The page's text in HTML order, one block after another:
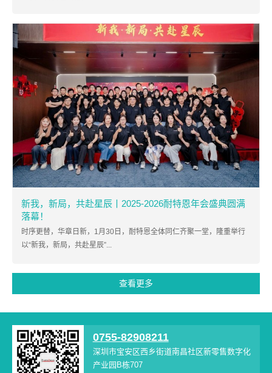
新我，新局，共赴星辰丨2025-2026耐特恩年会盛典圆满
落幕！
时序更替，华章日新，1月30日，耐特恩全体同仁齐聚一堂，隆重举行
以“新我，新局，共赴星辰”...
查看更多
0755-82908211
深圳市宝安区西乡街道南昌社区新零售数字化
产业园B栋707